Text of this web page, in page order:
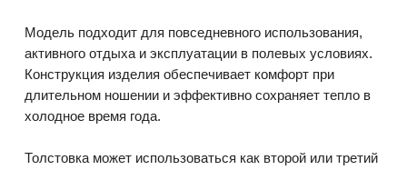
Модель подходит для повседневного использования,
активного отдыха и эксплуатации в полевых условиях.
Конструкция изделия обеспечивает комфорт при
длительном ношении и эффективно сохраняет тепло в
холодное время года.
Толстовка может использоваться как второй или третий